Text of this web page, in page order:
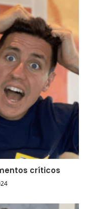
críticos